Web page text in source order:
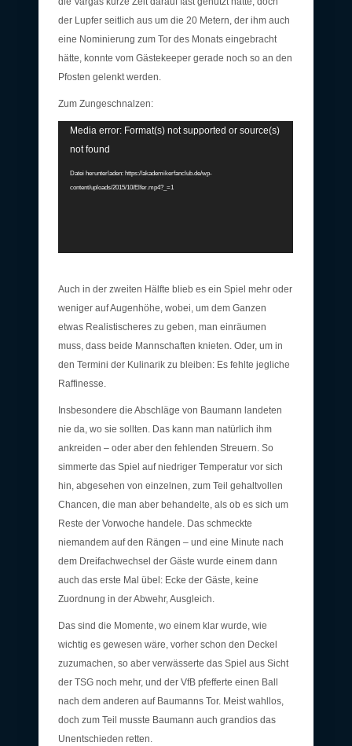
der Lupfer seitlich aus um die 20 Metern, der ihm auch
eine Nominierung zum Tor des Monats eingebracht
hätte, konnte vom Gästekeeper gerade noch so an den
Pfosten gelenkt werden.
Zum Zungeschnalzen:
Video-
Media error: Format(s) not supported or source(s)
not found
Datei herunterladen: https://akademikerfanclub.de/wp-
content/uploads/2015/10/Elfer.mp4?_=1
Auch in der zweiten Hälfte blieb es ein Spiel mehr oder
weniger auf Augenhöhe, wobei, um dem Ganzen
etwas Realistischeres zu geben, man einräumen
muss, dass beide Mannschaften knieten. Oder, um in
den Termini der Kulinarik zu bleiben: Es fehlte jegliche
Raffinesse.
Insbesondere die Abschläge von Baumann landeten
nie da, wo sie sollten. Das kann man natürlich ihm
ankreiden – oder aber den fehlenden Streuern. So
simmerte das Spiel auf niedriger Temperatur vor sich
hin, abgesehen von einzelnen, zum Teil gehaltvollen
Chancen, die man aber behandelte, als ob es sich um
Reste der Vorwoche handele. Das schmeckte
niemandem auf den Rängen – und eine Minute nach
dem Dreifachwechsel der Gäste wurde einem dann
auch das erste Mal übel: Ecke der Gäste, keine
Zuordnung in der Abwehr, Ausgleich.
Das sind die Momente, wo einem klar wurde, wie
wichtig es gewesen wäre, vorher schon den Deckel
zuzumachen, so aber verwässerte das Spiel aus Sicht
der TSG noch mehr, und der VfB pfefferte einen Ball
nach dem anderen auf Baumanns Tor. Meist wahllos,
doch zum Teil musste Baumann auch grandios das
Unentschieden retten.